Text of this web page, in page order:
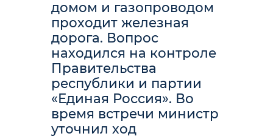
домом и газопроводом
проходит железная
дорога. Вопрос
находился на контроле
Правительства
республики и партии
«Единая Россия». Во
время встречи министр
уточнил ход